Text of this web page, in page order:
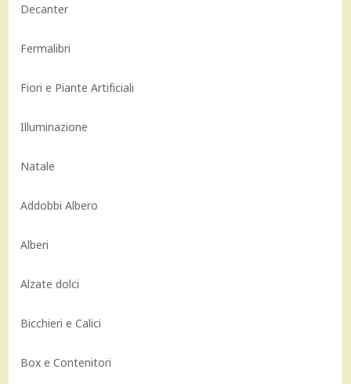
Decanter
Fermalibri
Fiori e Piante Artificiali
Illuminazione
Natale
Addobbi Albero
Alberi
Alzate dolci
Bicchieri e Calici
Box e Contenitori